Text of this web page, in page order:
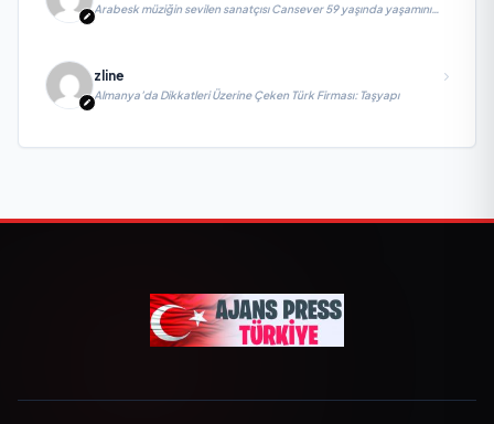
Arabesk müziğin sevilen sanatçısı Cansever 59 yaşında yaşamını
zline
Almanya’da Dikkatleri Üzerine Çeken Türk Firması: Taşyapı